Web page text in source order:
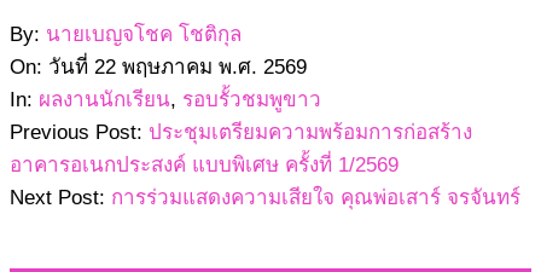
2569-
05-
22
By: นายเบญจโชค โชติกุล
On: วันที่ 22 พฤษภาคม พ.ศ. 2569
In: ผลงานนักเรียน, รอบรั้วชมพูขาว
Previous Post: ประชุมเตรียมความพร้อมการก่อสร้าง
อาคารอเนกประสงค์ แบบพิเศษ ครั้งที่ 1/2569
Next Post: การร่วมแสดงความเสียใจ คุณพ่อเสาร์ จรจันทร์